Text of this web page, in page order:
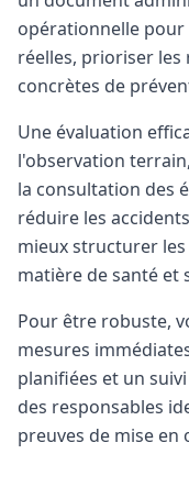
opérationnelle
réelles, prioriser
concrètes de
Une évaluation
l'observation
la consultation des
réduire les
mieux structurer
matière de santé et
Pour être robuste,
mesures
planifiées et un
des responsables
preuves de mise